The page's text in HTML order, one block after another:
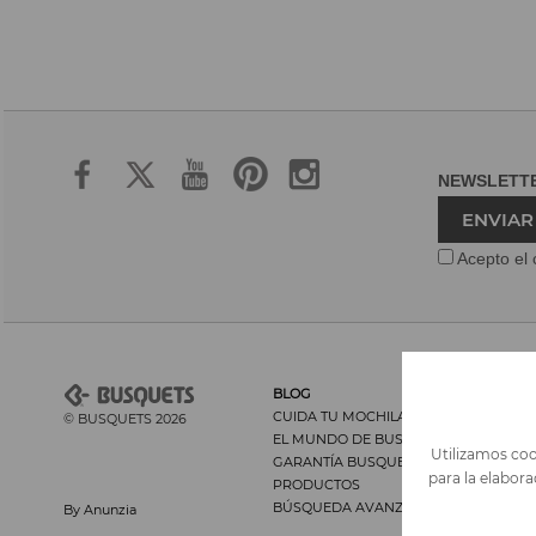
ENVIAR
Acepto el
© BUSQUETS 2026
By Anunzia
BLOG
CUIDA TU MOCHILA Y SU ESPALDA
EL MUNDO DE BUSQUETS
GARANTÍA BUSQUETS
PRODUCTOS
BÚSQUEDA AVANZADA
Utilizamos
para la